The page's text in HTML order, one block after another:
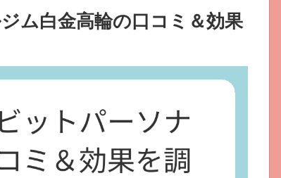
ム白金高輪の口コミ＆効果